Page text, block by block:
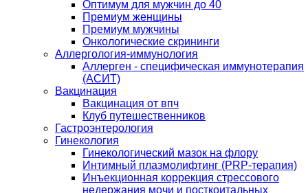
Оптимум для мужчин до 40
Премиум женщины
Премиум мужчины
Онкологические скрининги
Аллергология-иммунология
Аллерген - специфическая иммунотерапия
(АСИТ)
Вакцинация
Вакцинация от впч
Клуб путешественников
Гастроэнтерология
Гинекология
Гинекологический мазок на флору
Интимный плазмолифтинг (PRP-терапия)
Инъекционная коррекция стрессового
недержания мочи и посткоитальных